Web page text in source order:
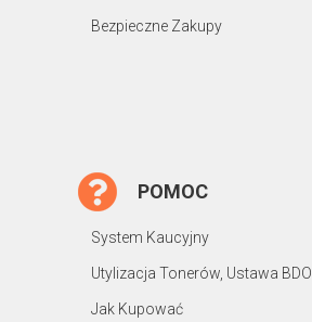
Bezpieczne Zakupy
POMOC
System Kaucyjny
Utylizacja Tonerów, Ustawa BDO
Jak Kupować